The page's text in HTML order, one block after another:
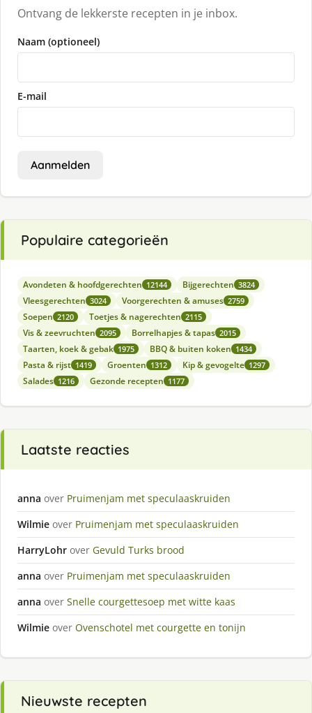
Ontvang de lekkerste recepten in je inbox.
Naam (optioneel)
E-mail
Aanmelden
Populaire categorieën
Avondeten & hoofdgerechten 12144 Bijgerechten 3824
Vleesgerechten 3024 Voorgerechten & amuses 2759
Soepen 2120 Toetjes & nagerechten 2115
Vis & zeevruchten 2095 Borrelhapjes & tapas 2015
Taarten, koek & gebak 1975 BBQ & buiten koken 1434
Pasta & rijst 1419 Groenten 1312 Kip & gevogelte 1297
Salades 1216 Gezonde recepten 1177
Laatste reacties
anna over Pruimenjam met speculaaskruiden
Wilmie over Pruimenjam met speculaaskruiden
HarryLohr over Gevuld Turks brood
anna over Pruimenjam met speculaaskruiden
anna over Snelle courgettesoep met witte kaas
Wilmie over Ovenschotel met courgette en tonijn
Nieuwste recepten